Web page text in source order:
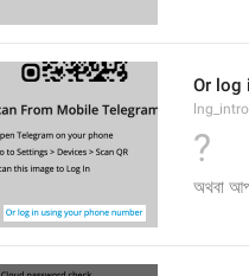
Or log
?
অথবা